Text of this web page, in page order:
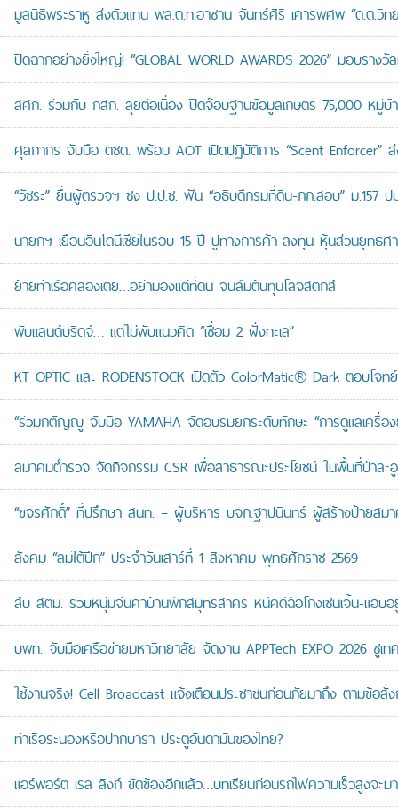
มูลนิธิพระราหู ส่งตัวแทน พล.ต.ท.อาชาน จันทร์ศิริ เคารพศพ “ด.ต.วิท
ปิดฉากอย่างยิ่งใหญ่! “GLOBAL WORLD AWARDS 2026” มอบรา
สศก. ร่วมกับ กสก. ลุยต่อเนื่อง ปิดจ๊อบฐานข้อมูลเกษตร 75,000 หมู่
ศุลกากร จับมือ ตชด. พร้อม AOT เปิดปฏิบัติการ “Scent Enforcer”
“วัชระ” ยื่นผู้ตรวจฯ ชง ป.ป.ช. ฟัน “อธิบดีกรมที่ดิน-กก.สอบ” ม.157 ป
นายกฯ เยือนอินโดนีเซียในรอบ 15 ปี ปูทางการค้า-ลงทุน หุ้นส่วนยุทธศ
ย้ายท่าเรือคลองเตย…อย่ามองแต่ที่ดิน จนลืมต้นทุนโลจิสติกส์
พับแลนด์บริดจ์… แต่ไม่พับแนวคิด “เชื่อม 2 ฝั่งทะเล”
KT OPTIC และ RODENSTOCK เปิดตัว ColorMatic® Dark ตอบโจ
“ร่วมกตัญญู จับมือ YAMAHA จัดอบรมยกระดับทักษะ “การดูแลเครื่อ
สมาคมตำรวจ จัดกิจกรรม CSR เพื่อสาธารณะประโยชน์ ในพื้นที่ป่าละอู
“ขจรศักดิ์” ที่ปรึกษา สนท. – ผู้บริหาร บจก.ฐาปนินทร์ ผู้สร้างป้ายสม
สังคม “ลมใต้ปีก” ประจำวันเสาร์ที่ 1 สิงหาคม พุทธศักราช 2569
สืบ สตม. รวบหนุ่มจีนคาบ้านพักสมุทรสาคร หนีคดีฉ้อโกงเซินเจิ้น-แอบอ
บพท. จับมือเครือข่ายมหาวิทยาลัย จัดงาน APPTech EXPO 2026 ชูเ
ใช้งานจริง! Cell Broadcast แจ้งเตือนประชาชนก่อนภัยมาถึง ตามข้อสั่
ท่าเรือระนองหรือปากบารา ประตูอันดามันของไทย?
แอร์พอร์ต เรล ลิงก์ ขัดข้องอีกแล้ว…บทเรียนก่อนรถไฟความเร็วสูงจะม